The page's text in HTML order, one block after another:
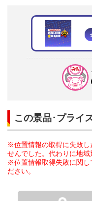
この景品･プライ
※位置情報の取得に失敗し
せんでした。代わりに地域
※位置情報取得失敗に関し
ださい。